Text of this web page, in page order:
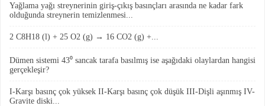
Yağlama yağı streynerinin giriş-çıkış basınçları arasında ne kadar fark
olduğunda streynerin temizlenmesi...
2 C8H18 (l) + 25 O2 (g) → 16 CO2 (g) +...
Dümen sistemi 43⁰ sancak tarafa basılmış ise aşağıdaki olaylardan hangisi
gerçekleşir?
I-Karşı basınç çok yüksek II-Karşı basınç çok düşük III-Dişli aşınmış IV-
Gravite diski...